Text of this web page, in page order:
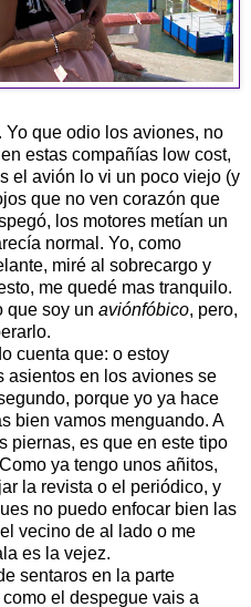
que odio los aviones, no
estas compañías low cost,
el avión lo vi un poco viejo (y
que no ven corazón que
los motores metían un
normal. Yo, como
miré al sobrecargo y
me quedé mas tranquilo.
que soy un aviónfóbico, pero,
cuenta que: o estoy
asientos en los aviones se
porque yo ya hace
bien vamos menguando. A
piernas, es que en este tipo
ya tengo unos añitos,
la revista o el periódico, y
no puedo enfocar bien las
vecino de al lado o me
es la vejez.
sentaros en la parte
el despegue vais a